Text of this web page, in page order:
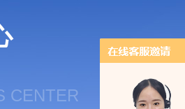
CENTER